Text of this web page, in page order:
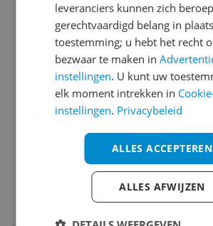
Geschikt voor Fietstype
Stadsfiets
Verpakking breedte
26,6 cm
leveranciers kunnen zich
gerechtvaardigd belang in
toestemming; u hebt het recht
bezwaar te maken in
instellingen. U kunt uw
elk moment intrekken in
instellingen. Privacybeleid
ALLES ACCEPTEREN
ALLES AFWIJZEN